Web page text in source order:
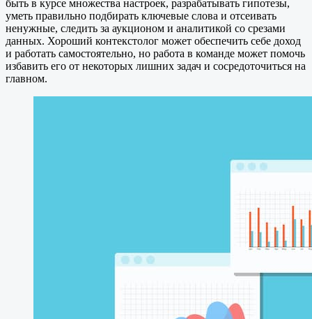
быть в курсе множества настроек, разрабатывать гипотезы,
уметь правильно подбирать ключевые слова и отсеивать
ненужные, следить за аукционом и аналитикой со срезами
данных. Хороший контекстолог может обеспечить себе доход
и работать самостоятельно, но работа в команде может помочь
избавить его от некоторых лишних задач и сосредоточиться на
главном.